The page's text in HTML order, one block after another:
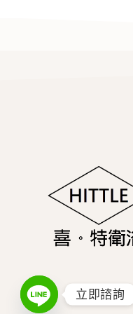
立即諮詢